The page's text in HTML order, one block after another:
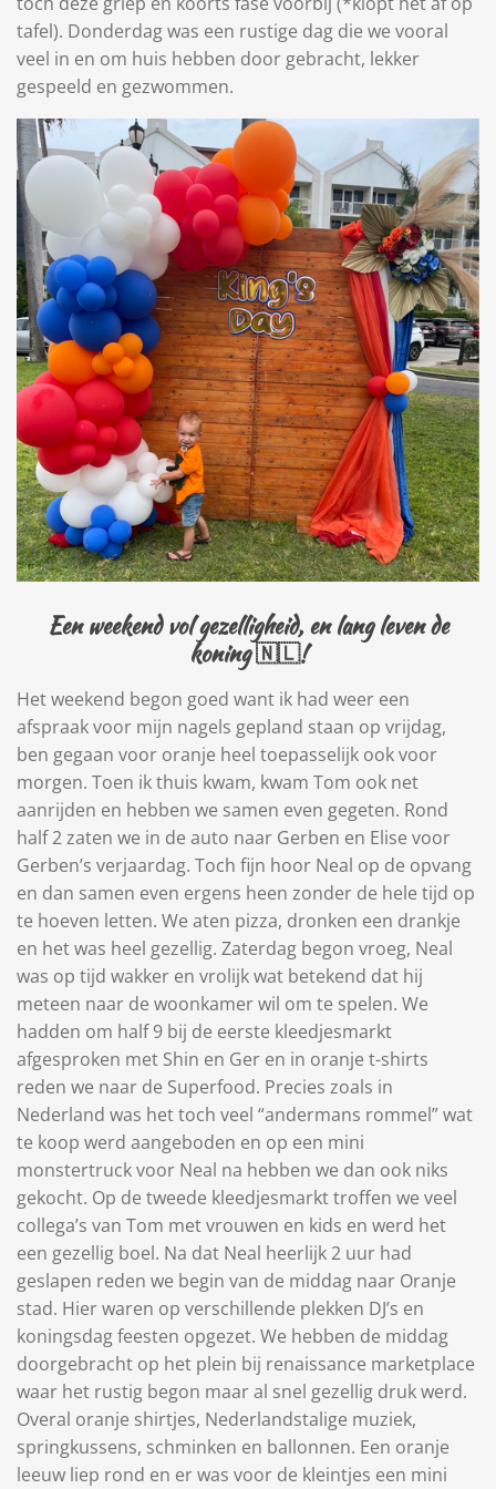
tafel). Donderdag was een rustige dag die we vooral
veel in en om huis hebben door gebracht, lekker
gespeeld en gezwommen.
Een weekend vol gezelligheid, en lang leven de
koning 🇳🇱!
Het weekend begon goed want ik had weer een
afspraak voor mijn nagels gepland staan op vrijdag,
ben gegaan voor oranje heel toepasselijk ook voor
morgen. Toen ik thuis kwam, kwam Tom ook net
aanrijden en hebben we samen even gegeten. Rond
half 2 zaten we in de auto naar Gerben en Elise voor
Gerben’s verjaardag. Toch fijn hoor Neal op de opvang
en dan samen even ergens heen zonder de hele tijd op
te hoeven letten. We aten pizza, dronken een drankje
en het was heel gezellig. Zaterdag begon vroeg, Neal
was op tijd wakker en vrolijk wat betekend dat hij
meteen naar de woonkamer wil om te spelen. We
hadden om half 9 bij de eerste kleedjesmarkt
afgesproken met Shin en Ger en in oranje t-shirts
reden we naar de Superfood. Precies zoals in
Nederland was het toch veel “andermans rommel” wat
te koop werd aangeboden en op een mini
monstertruck voor Neal na hebben we dan ook niks
gekocht. Op de tweede kleedjesmarkt troffen we veel
collega’s van Tom met vrouwen en kids en werd het
een gezellig boel. Na dat Neal heerlijk 2 uur had
geslapen reden we begin van de middag naar Oranje
stad. Hier waren op verschillende plekken DJ’s en
koningsdag feesten opgezet. We hebben de middag
doorgebracht op het plein bij renaissance marketplace
waar het rustig begon maar al snel gezellig druk werd.
Overal oranje shirtjes, Nederlandstalige muziek,
springkussens, schminken en ballonnen. Een oranje
leeuw liep rond en er was voor de kleintjes een mini